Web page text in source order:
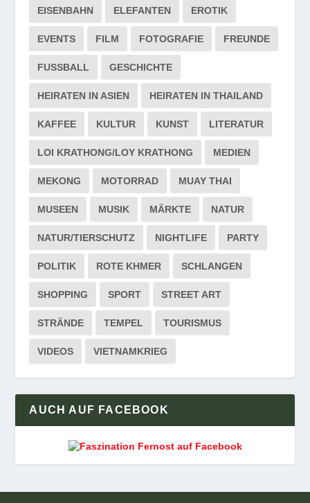
EISENBAHN ELEFANTEN EROTIK
EVENTS FILM FOTOGRAFIE FREUNDE
FUSSBALL GESCHICHTE
HEIRATEN IN ASIEN HEIRATEN IN THAILAND
KAFFEE KULTUR KUNST LITERATUR
LOI KRATHONG/LOY KRATHONG MEDIEN
MEKONG MOTORRAD MUAY THAI
MUSEEN MUSIK MÄRKTE NATUR
NATUR/TIERSCHUTZ NIGHTLIFE PARTY
POLITIK ROTE KHMER SCHLANGEN
SHOPPING SPORT STREET ART
STRÄNDE TEMPEL TOURISMUS
VIDEOS VIETNAMKRIEG
AUCH AUF FACEBOOK